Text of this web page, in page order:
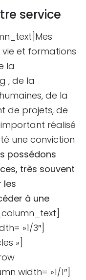
service
et formations
la
, de la
de la
de projets, de
réalisé
une conviction
possédons
très souvent
les
à une
»1/3″]
»]
width= »1/1″]